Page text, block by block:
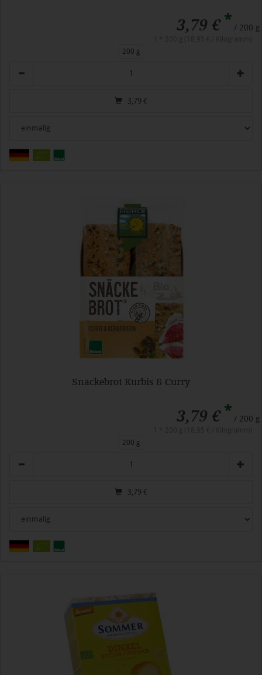
3,79 €* / 200 g
200 g
3,79 €
Snäckebrot Kürbis & Curry
3,79 €* / 200 g
200 g
3,79 €